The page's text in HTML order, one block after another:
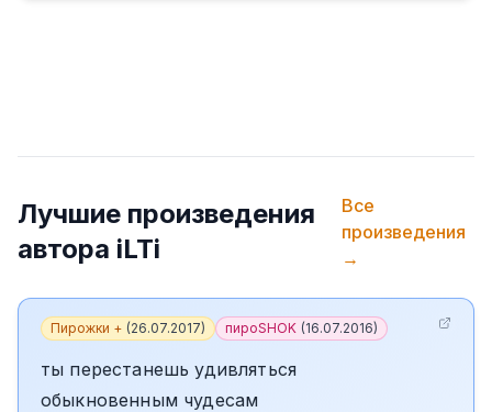
Лучшие произведения
автора iLTi
Все
произведения
→
Пирожки + (26.07.2017) пироSHOK (16.07.2016)
ты перестанешь удивляться
обыкновенным чудесам